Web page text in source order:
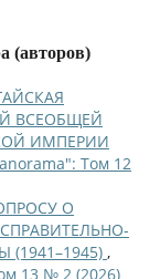
(авторов)
ВСЕОБЩЕЙ
ИМПЕРИИ
Том 12
О
,
13 № 2 (2026)